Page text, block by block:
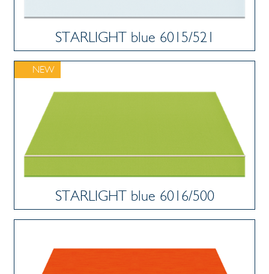
STARLIGHT blue 6015/521
NEW
STARLIGHT blue 6016/500